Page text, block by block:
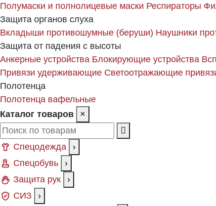
Полумаски и полнолицевые маски Респираторы
Защита органов слуха
Вкладыши противошумные (беруши) Наушники
Защита от падения с высоты
Анкерные устройства Блокирующие устройства
Привязи удерживающие Светоотражающие
Полотенца
Полотенца вафельные
Каталог товаров
×
Спецодежда
›
Спецобувь
›
Защита рук
›
СИЗ
›